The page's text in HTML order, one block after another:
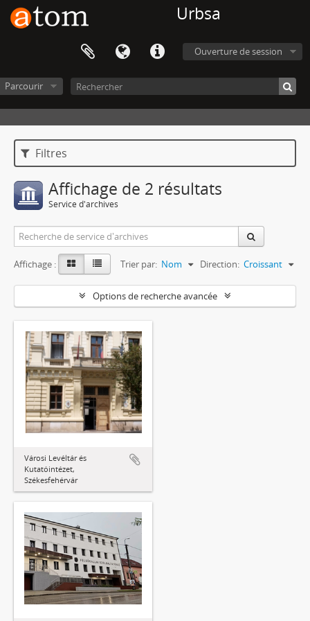
Urbsa
Ouverture de session
Parcourir
Filtres
Affichage de 2 résultats
Service d'archives
Affichage : Trier par: Nom Direction: Croissant
Options de recherche avancée
Városi Levéltár és
Kutatóintézet,
Székesfehérvár